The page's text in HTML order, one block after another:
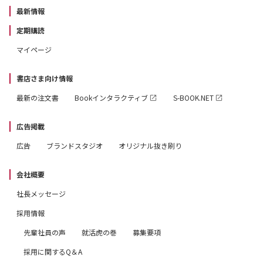
最新情報
定期購読
マイページ
書店さま向け情報
最新の注文書
Bookインタラクティブ S-BOOK.NET
広告掲載
広告
ブランドスタジオ オリジナル抜き刷り
会社概要
社長メッセージ
採用情報
先輩社員の声
就活虎の巻
募集要項
採用に関するQ＆A